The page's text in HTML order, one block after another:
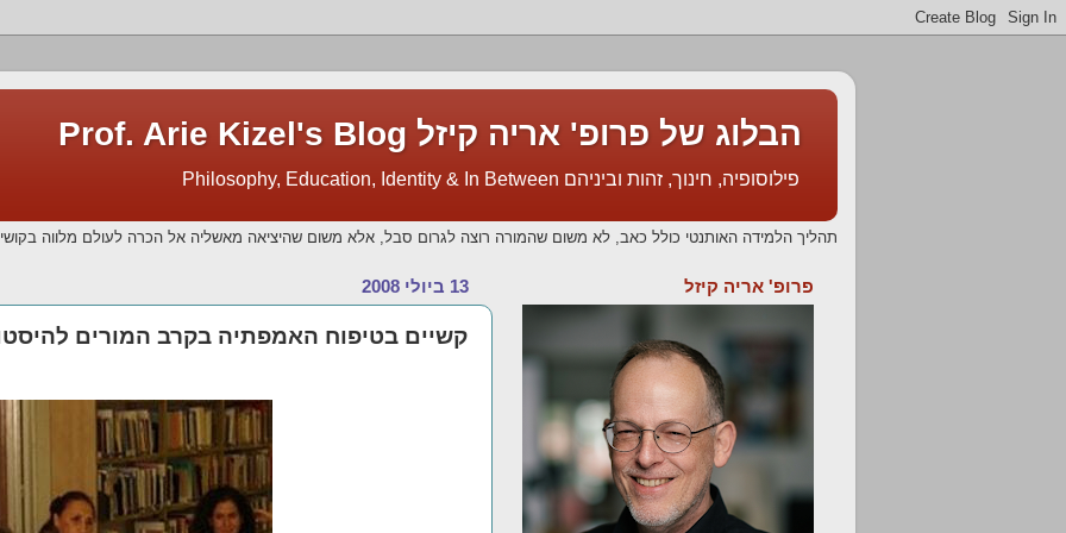
הבלוג של פרופ' אריה קיזל Prof. Arie Kizel's Blog
פילוסופיה, חינוך, זהות וביניהם Philosophy, Education, Identity & In Between
תהליך הלמידה האותנטי כולל כאב, לא משום שהמורה רוצה לגרום סבל, אלא משום שהיציאה מאשליה אל הכרה לעולם מלווה
13 ביולי 2008
קשיים בטיפוח האמפתיה בקרב המורים
פרופ' אריה קיזל